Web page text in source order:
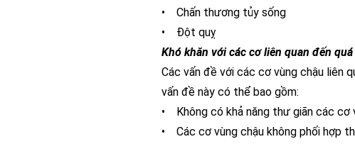
• Chấn thương tủy sống
• Đột quỵ
Khó khăn với các cơ liên quan đến
Các vấn đề với các cơ vùng chậu liên
vấn đề này có thể bao gồm:
• Không có khả năng thư giãn các cơ
• Các cơ vùng chậu không phối hợp